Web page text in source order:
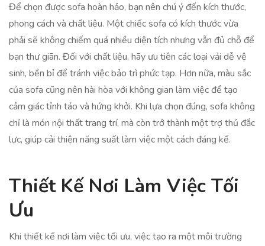
Để chọn được sofa hoàn hảo, bạn nên chú ý đến kích thước,
phong cách và chất liệu. Một chiếc sofa có kích thước vừa
phải sẽ không chiếm quá nhiều diện tích nhưng vẫn đủ chỗ để
bạn thư giãn. Đối với chất liệu, hãy ưu tiên các loại vải dễ vệ
sinh, bền bỉ để tránh việc bảo trì phức tạp. Hơn nữa, màu sắc
của sofa cũng nên hài hòa với không gian làm việc để tạo
cảm giác tỉnh táo và hứng khởi. Khi lựa chọn đúng, sofa không
chỉ là món nội thất trang trí, mà còn trở thành một trợ thủ đắc
lực, giúp cải thiện năng suất làm việc một cách đáng kể.
Thiết Kế Nơi Làm Việc Tối
Ưu
Khi thiết kế nơi làm việc tối ưu, việc tạo ra một môi trường